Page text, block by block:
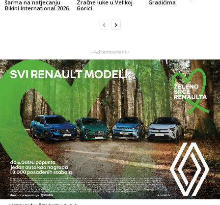
šarma na natjecanju
Bikini International 2026.
Zračne luke u Velikoj
Gorici
Gradićima
- Advertisement -